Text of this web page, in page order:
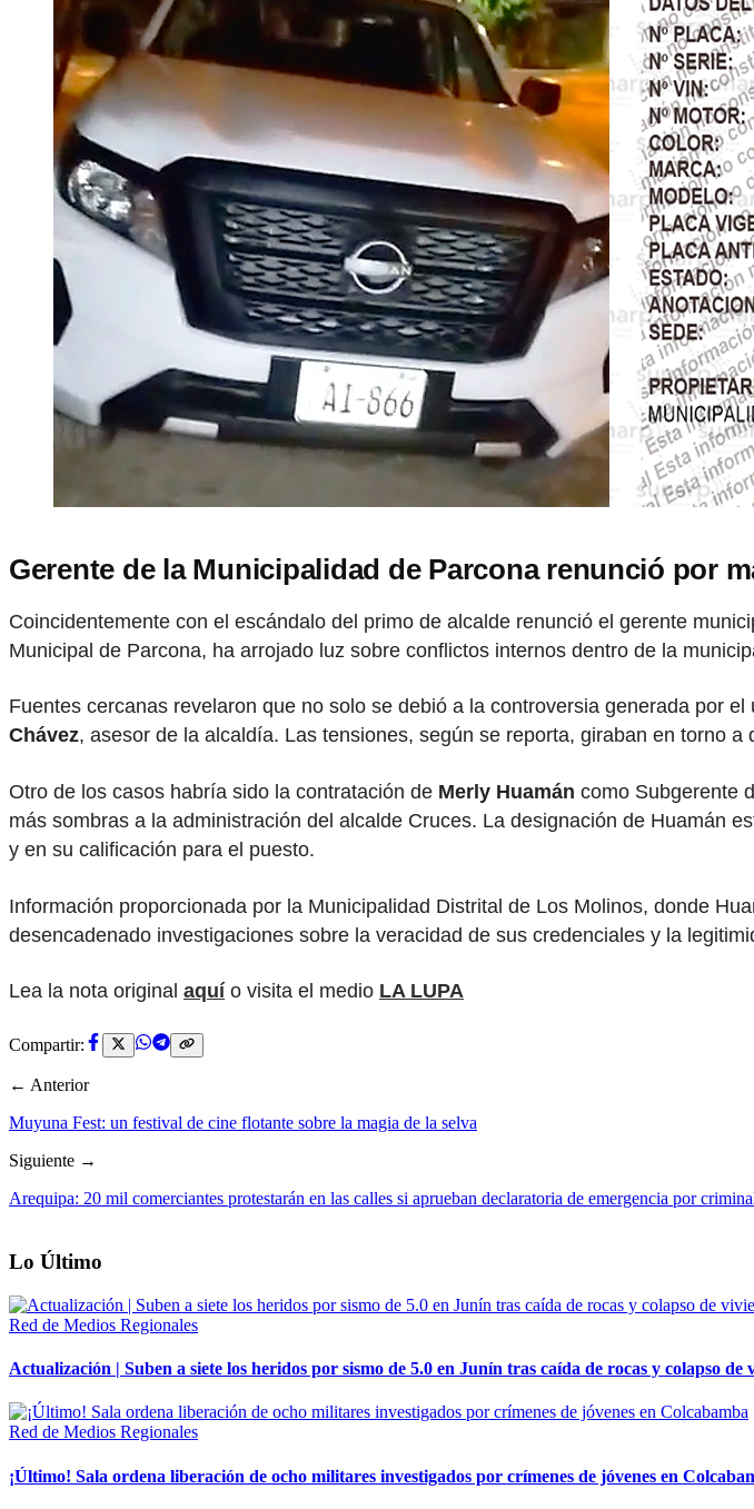
Gerente de la Municipalidad de Parcona renunció por
Coincidentemente con el escándalo del primo de alcalde renunció el gerente
Municipal de Parcona, ha arrojado luz sobre conflictos internos dentro de la
Fuentes cercanas revelaron que no solo se debió a la controversia generada por
Chávez, asesor de la alcaldía. Las tensiones, según se reporta, giraban en torno
Otro de los casos habría sido la contratación de Merly Huamán como Subgerente
más sombras a la administración del alcalde Cruces. La designación de Huamán
y en su calificación para el puesto.
Información proporcionada por la Municipalidad Distrital de Los Molinos, donde
desencadenado investigaciones sobre la veracidad de sus credenciales y la
Lea la nota original aquí o visita el medio LA LUPA
Compartir:
← Anterior
Muyuna Fest: un festival de cine flotante sobre la magia de la selva
Siguiente →
Arequipa: 20 mil comerciantes protestarán en las calles si aprueban declaratoria de emergencia por
Lo Último
Red de Medios Regionales
Actualización | Suben a siete los heridos por sismo de 5.0 en Junín tras caída de rocas y colapso de
Red de Medios Regionales
¡Último! Sala ordena liberación de ocho militares investigados por crímenes de jóvenes en